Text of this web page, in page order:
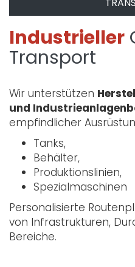
Industrieller
Transport
Wir unterstützen
und
empfindlicher
Tanks,
Behälter,
Produktionslinien,
Spezialmaschinen
Personalisierte
von Infrastrukturen,
Bereiche.